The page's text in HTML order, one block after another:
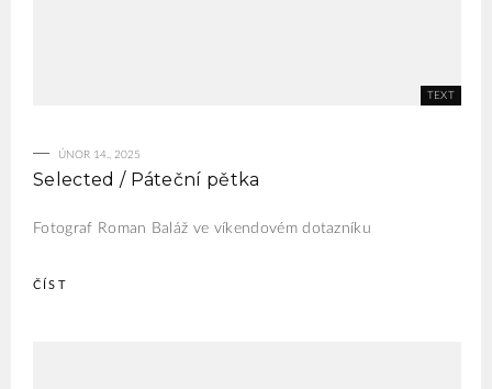
ÚNOR 14., 2025
Selected / Páteční pětka
Fotograf Roman Baláž ve víkendovém dotazníku
ČÍST